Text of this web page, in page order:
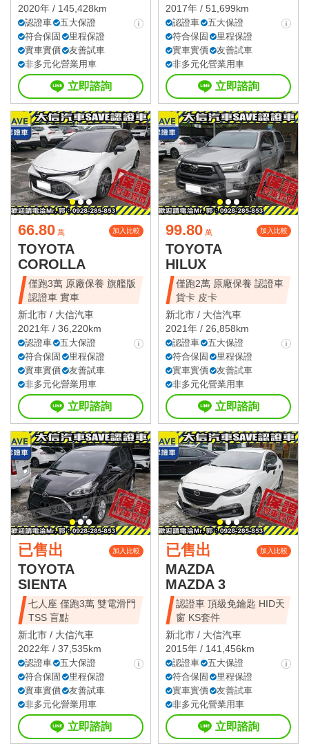
2020年 / 145,428km
認證車
五大保證
符合保固
里程保證
實車實價
友善試車
非多元化營業用車
立即諮詢
2017年 / 51,699km
認證車
五大保證
符合保固
里程保證
實車實價
友善試車
非多元化營業用車
立即諮詢
66.80 萬 加入比較
TOYOTA
COROLLA
僅跑3萬 原廠保養 旗艦版
認證車 實車
新北市 / 大信汽車
2021年 / 36,220km
認證車
五大保證
符合保固
里程保證
實車實價
友善試車
非多元化營業用車
立即諮詢
99.80 萬 加入比較
TOYOTA
HILUX
僅跑2萬 原廠保養 認證車
貨卡 皮卡
新北市 / 大信汽車
2021年 / 26,858km
認證車
五大保證
符合保固
里程保證
實車實價
友善試車
非多元化營業用車
立即諮詢
已售出 加入比較
TOYOTA
SIENTA
七人座 僅跑3萬 雙電滑門
TSS 盲點
新北市 / 大信汽車
2022年 / 37,535km
認證車
五大保證
符合保固
里程保證
實車實價
友善試車
非多元化營業用車
立即諮詢
已售出 加入比較
MAZDA
MAZDA 3
認證車 頂級免鑰匙 HID天
窗 KS套件
新北市 / 大信汽車
2015年 / 141,456km
認證車
五大保證
符合保固
里程保證
實車實價
友善試車
非多元化營業用車
立即諮詢